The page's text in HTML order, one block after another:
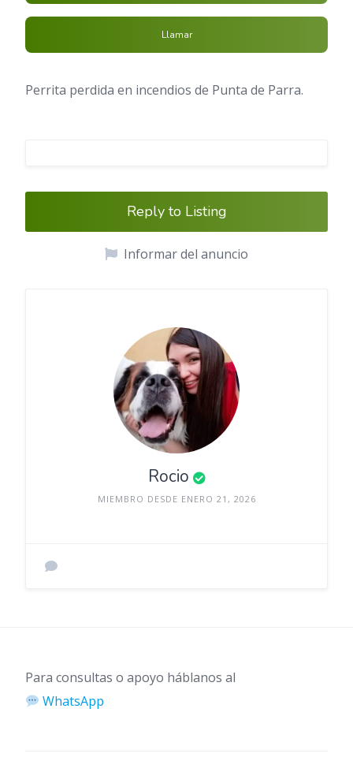
Llamar
Perrita perdida en incendios de Punta de Parra.
Reply to Listing
Informar del anuncio
Rocio
MIEMBRO DESDE ENERO 21, 2026
Para consultas o apoyo háblanos al
WhatsApp